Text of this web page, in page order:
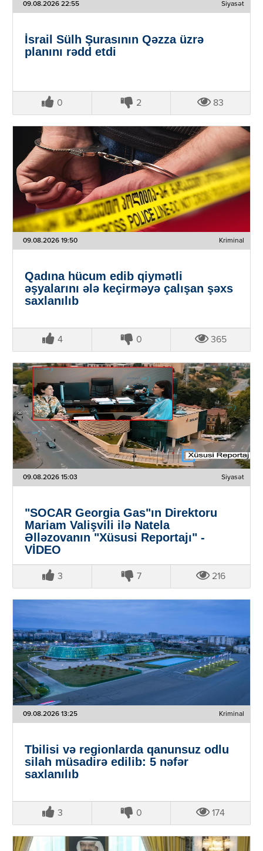
09.08.2026 22:55 Siyasət
İsrail Sülh Şurasının Qəzza üzrə
planını rədd etdi
0 2 83
09.08.2026 19:50 Kriminal
Qadına hücum edib qiymətli
əşyalarını ələ keçirməyə çalışan şəxs
saxlanılıb
4 0 365
09.08.2026 15:03 Siyasət
"SOCAR Georgia Gas"ın Direktoru
Mariam Valişvili ilə Natela
Əlləzovanın "Xüsusi Reportajı" -
VİDEO
3 7 216
09.08.2026 13:25 Kriminal
Tbilisi və regionlarda qanunsuz odlu
silah müsadirə edilib: 5 nəfər
saxlanılıb
3 0 174